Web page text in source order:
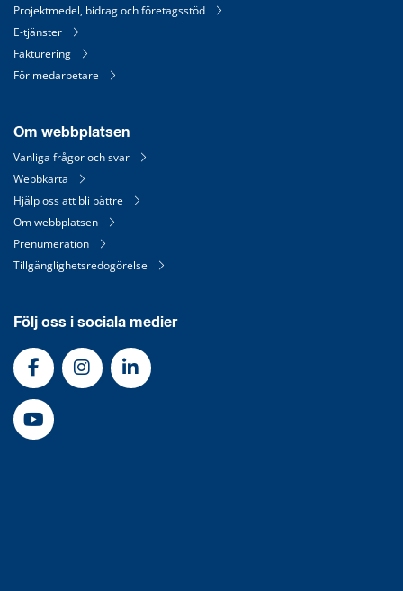
Projektmedel, bidrag och företagsstöd
E-tjänster
Fakturering
För medarbetare
Om webbplatsen
Vanliga frågor och svar
Webbkarta
Hjälp oss att bli bättre
Om webbplatsen
Prenumeration
Tillgänglighetsredogörelse
Följ oss i sociala medier